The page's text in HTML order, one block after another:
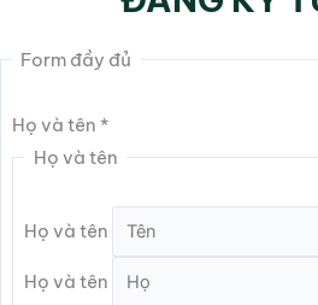
Form đầy đủ
Họ và tên*
Họ và tên
Họ và tên
Họ và tên